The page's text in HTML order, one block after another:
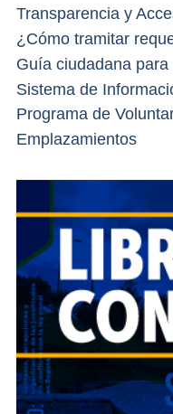
Transparencia y
¿Cómo tramitar
Guía ciudadana
Sistema de
Programa de
Emplazamientos